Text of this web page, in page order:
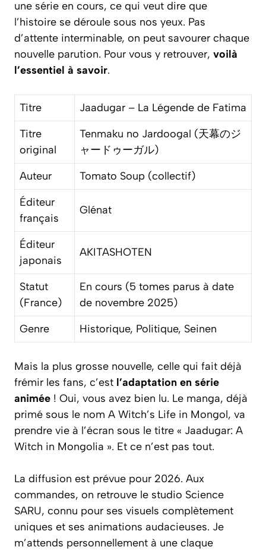
une série en cours, ce qui veut dire que
l’histoire se déroule sous nos yeux. Pas
d’attente interminable, on peut savourer chaque
nouvelle parution. Pour vous y retrouver, voilà
l’essentiel à savoir.
Titre
Jaadugar – La Légende de Fatima
Titre
original
Tenmaku no Jardoogal (天幕のジ
ャードゥーガル)
Auteur
Tomato Soup (collectif)
Éditeur
français
Glénat
Éditeur
japonais
AKITASHOTEN
Statut
(France)
En cours (5 tomes parus à date
de novembre 2025)
Genre
Historique, Politique, Seinen
Mais la plus grosse nouvelle, celle qui fait déjà
frémir les fans, c’est l’adaptation en série
animée ! Oui, vous avez bien lu. Le manga, déjà
primé sous le nom A Witch’s Life in Mongol, va
prendre vie à l’écran sous le titre « Jaadugar: A
Witch in Mongolia ». Et ce n’est pas tout.
La diffusion est prévue pour 2026. Aux
commandes, on retrouve le studio Science
SARU, connu pour ses visuels complètement
uniques et ses animations audacieuses. Je
m’attends personnellement à une claque